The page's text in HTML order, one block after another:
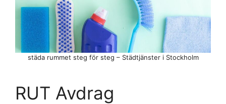
RUT Avdrag
städa rummet steg för steg – Städtjänster i Stockholm